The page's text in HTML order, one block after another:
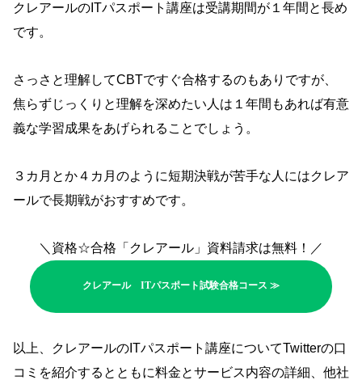
クレアールのITパスポート講座は受講期間が１年間と長め
です。
さっさと理解してCBTですぐ合格するのもありですが、
焦らずじっくりと理解を深めたい人は１年間もあれば有意
義な学習成果をあげられることでしょう。
３カ月とか４カ月のように短期決戦が苦手な人にはクレア
ールで長期戦がおすすめです。
＼資格☆合格「クレアール」資料請求は無料！／
クレアール ITパスポート試験合格コース ≫
以上、クレアールのITパスポート講座についてTwitterの口
コミを紹介するとともに料金とサービス内容の詳細、他社